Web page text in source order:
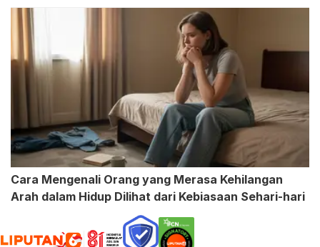
Cara Mengenali Orang yang Merasa Kehilangan
Arah dalam Hidup Dilihat dari Kebiasaan Sehari-hari